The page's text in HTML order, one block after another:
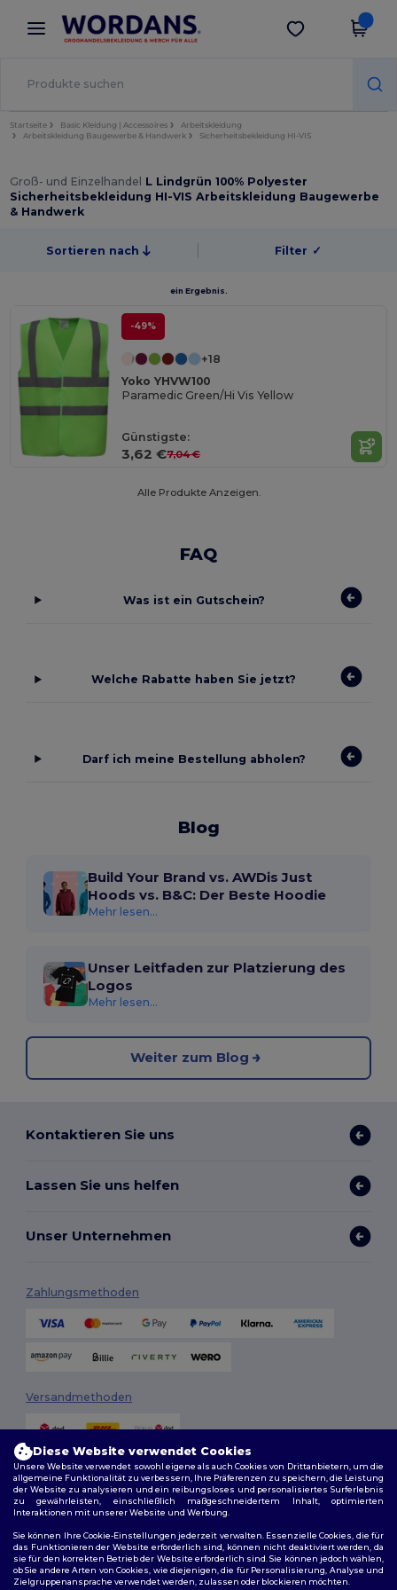
× Wordans App
Bessere Preise in der App!
App holen
Startseite Basic Kleidung | Accessoires
Arbeitskleidung
Arbeitskleidung Baugewerbe & Handwerk
Sicherheitsbekleidung HI-VIS
Groß- und Einzelhandel L Lindgrün 100% Polyester
Sicherheitsbekleidung HI-VIS Arbeitskleidung Baugewerbe
& Handwerk
Sortieren nach Filter ✓
ein Ergebnis.
-49%
+18
Yoko YHVW100
Paramedic Green/Hi Vis Yellow
Günstigste:
3,62 €7,04 €
Alle Produkte Anzeigen.
FAQ
Was ist ein Gutschein?
Welche Rabatte haben Sie jetzt?
Darf ich meine Bestellung abholen?
Blog
Build Your Brand vs. AWDis Just
Hoods vs. B&C: Der Beste Hoodie
Mehr lesen...
Unser Leitfaden zur Platzierung des
Logos
Mehr lesen...
Weiter zum Blog
Kontaktieren Sie uns
Lassen Sie uns helfen
Unser Unternehmen
Zahlungsmethoden
Versandmethoden
Diese Website verwendet Cookies
Unsere Website verwendet sowohl eigene als auch Cookies von Drittanbietern, um die
allgemeine Funktionalität zu verbessern, Ihre Präferenzen zu speichern, die Leistung
der Website zu analysieren und ein reibungsloses und personalisiertes Surferlebnis
zu gewährleisten, einschließlich maßgeschneidertem Inhalt, optimierten
Interaktionen mit unserer Website und Werbung.
Sie können Ihre Cookie-Einstellungen jederzeit verwalten. Essenzielle Cookies, die für
das Funktionieren der Website erforderlich sind, können nicht deaktiviert werden, da
sie für den korrekten Betrieb der Website erforderlich sind. Sie können jedoch wählen,
ob Sie andere Arten von Cookies, wie diejenigen, die für Personalisierung, Analyse und
Zielgruppenansprache verwendet werden, zulassen oder blockieren möchten.